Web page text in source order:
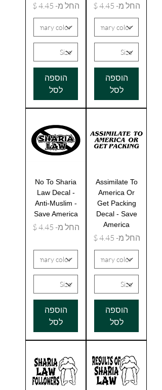
החל מ-
מחיר מבצע
הוספה
לסל
החל מ-
מחיר מבצע
הוספה
לסל
Assimilate To
America Or
Get Packing
Decal - Save
America
החל מ-
מחיר מבצע
הוספה
לסל
No To Sharia
Law Decal -
Anti-Muslim -
Save America
החל מ-
מחיר מבצע
הוספה
לסל